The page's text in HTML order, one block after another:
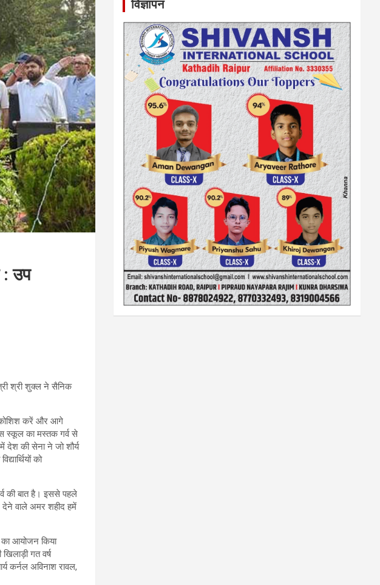
: उप
श्री शुक्ल ने सैनिक
कोशिश करें और आगे
स्कूल का मस्तक गर्व से
देश की सेना ने जो शौर्य
को
की बात है। इससे पहले
देने वाले अमर शहीद हमें
आयोजन किया
गत वर्ष
कर्नल अविनाश रावल,
विज्ञापन